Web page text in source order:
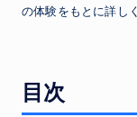
の体験をもとに詳し
目次